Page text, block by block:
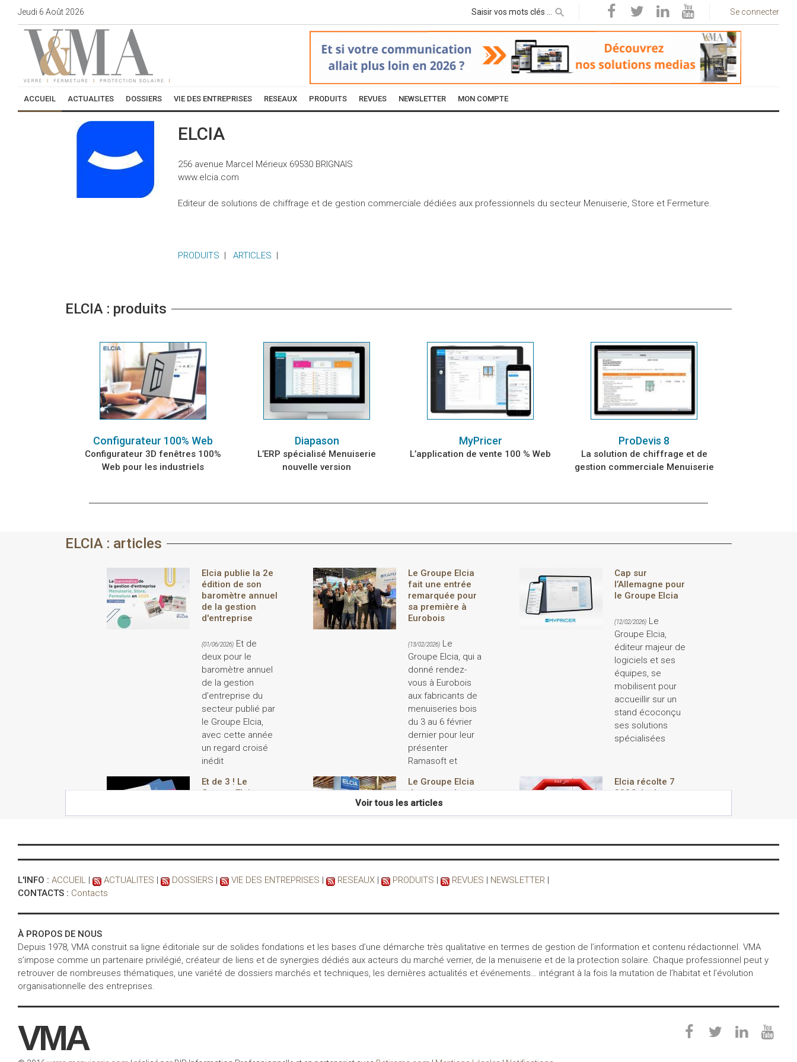
Jeudi 6 Août 2026 Se connecter
ACCUEIL ACTUALITES DOSSIERS VIE DES ENTREPRISES RESEAUX PRODUITS REVUES NEWSLETTER MON COMPTE
ELCIA
256 avenue Marcel Mérieux 69530 BRIGNAIS
www.elcia.com
Editeur de solutions de chiffrage et de gestion commerciale dédiées aux professionnels du secteur Menuiserie, Store et Fermeture.
PRODUITS | ARTICLES |
ELCIA : produits
Configurateur 100% Web
Configurateur 3D fenêtres 100%
Web pour les industriels
Diapason
L’ERP spécialisé Menuiserie
nouvelle version
MyPricer
L’application de vente 100 % Web
ProDevis 8
La solution de chiffrage et de
gestion commerciale Menuiserie
ELCIA : articles
Elcia publie la 2e
édition de son
baromètre annuel
de la gestion
d'entreprise
(01/06/2026) Et de
deux pour le
baromètre annuel
de la gestion
d’entreprise du
secteur publié par
le Groupe Elcia,
avec cette année
un regard croisé
inédit
Le Groupe Elcia
fait une entrée
remarquée pour
sa première à
Eurobois
(13/02/2026)Le
Groupe Elcia, qui a
donné rendez-
vous à Eurobois
aux fabricants de
menuiseries bois
du 3 au 6 février
dernier pour leur
présenter
Ramasoft et
Cap sur
l’Allemagne pour
le Groupe Elcia
(12/02/2026)Le
Groupe Elcia,
éditeur majeur de
logiciels et ses
équipes, se
mobilisent pour
accueillir sur un
stand écoconçu
ses solutions
spécialisées
Et de 3 ! Le
Groupe Elcia
édition de son
« Que
vous réserve le
secteur
Fermeture en 2026
se trouvent dans
la nouvelle version
du guide de 24
Le Groupe Elcia
donne rendez-
vous aux
installateurs-
édition
prennent la
pour le Salon
NordBat et
réserver aux
Elcia récolte 7
000€ de dons au
Téléthon
rassemblé une
centaine de
Voir tous les articles
L'INFO : ACCUEIL | ACTUALITES | DOSSIERS | VIE DES ENTREPRISES | RESEAUX | PRODUITS | REVUES | NEWSLETTER |
CONTACTS : Contacts
À PROPOS DE NOUS
Depuis 1978, VMA construit sa ligne éditoriale sur de solides fondations et les bases d’une démarche très qualitative en termes de gestion de l’information et contenu rédactionnel. VMA
s’impose comme un partenaire privilégié, créateur de liens et de synergies dédiés aux acteurs du marché verrier, de la menuiserie et de la protection solaire. Chaque professionnel peut y
retrouver de nombreuses thématiques, une variété de dossiers marchés et techniques, les dernières actualités et événements… intégrant à la fois la mutation de l’habitat et l’évolution
organisationnelle des entreprises.
VMA